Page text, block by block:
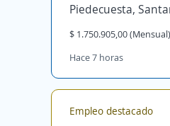
Piedecuesta,
$ 1.750.905,00 (Mensual)
Hace 7 horas
Empleo destacado